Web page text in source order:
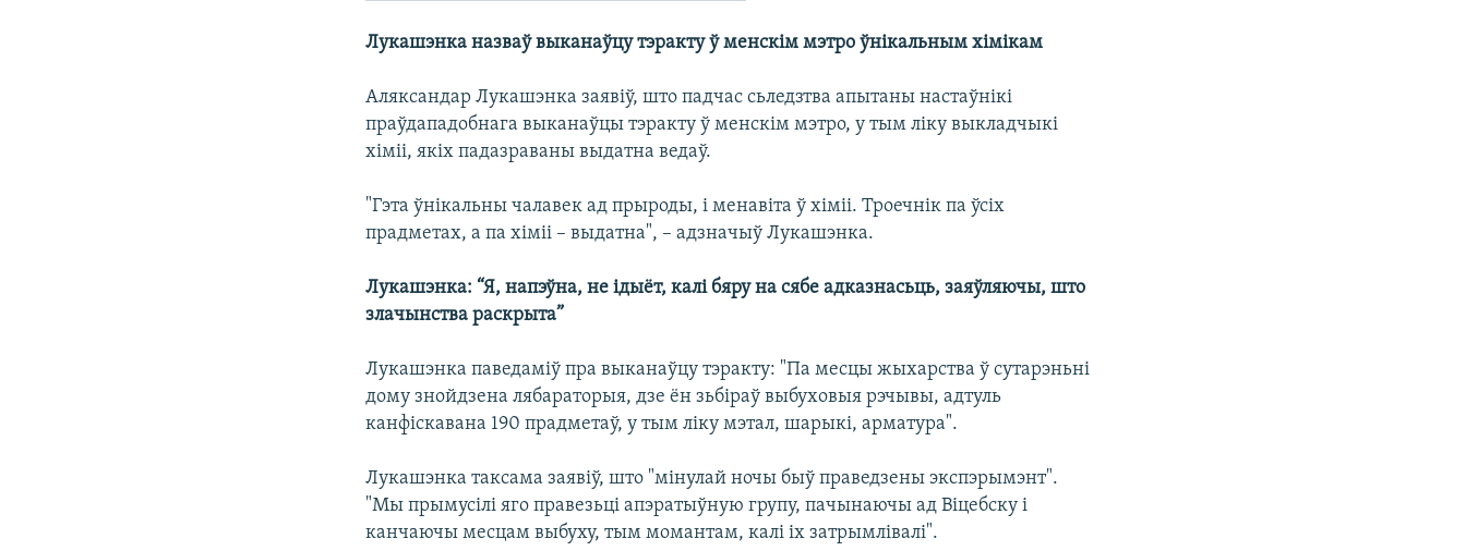
Лукашэнка назваў выканаўцу тэракту ў менскім мэтро ўнікальным хімікам
Аляксандар Лукашэнка заявіў, што падчас сьледзтва апытаны настаўнікі
праўдападобнага выканаўцы тэракту ў менскім мэтро, у тым ліку выкладчыкі
хіміі, якіх падазраваны выдатна ведаў.
"Гэта ўнікальны чалавек ад прыроды, і менавіта ў хіміі. Троечнік па ўсіх
прадметах, а па хіміі – выдатна", – адзначыў Лукашэнка.
Лукашэнка: “Я, напэўна, не ідыёт, калі бяру на сябе адказнасьць, заяўляючы, што
злачынства раскрыта”
Лукашэнка паведаміў пра выканаўцу тэракту: "Па месцы жыхарства ў сутарэньні
дому знойдзена лябараторыя, дзе ён зьбіраў выбуховыя рэчывы, адтуль
канфіскавана 190 прадметаў, у тым ліку мэтал, шарыкі, арматура".
Лукашэнка таксама заявіў, што "мінулай ночы быў праведзены экспэрымэнт".
"Мы прымусілі яго правезьці апэратыўную групу, пачынаючы ад Віцебску і
канчаючы месцам выбуху, тым момантам, калі іх затрымлівалі".